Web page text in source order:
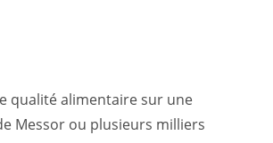
qualité alimentaire sur une
Messor ou plusieurs milliers